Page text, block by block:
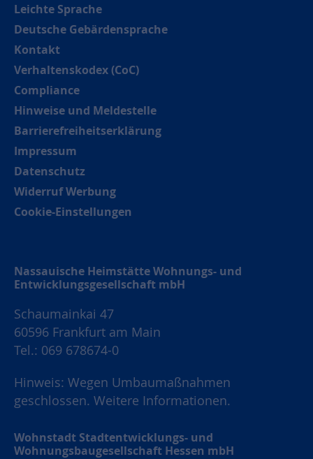
Leichte Sprache
Deutsche Gebärdensprache
Kontakt
Verhaltenskodex (CoC)
Compliance
Hinweise und Meldestelle
Barrierefreiheitserklärung
Impressum
Datenschutz
Widerruf Werbung
Cookie-Einstellungen
Nassauische Heimstätte Wohnungs- und
Entwicklungsgesellschaft mbH
Schaumainkai 47
60596 Frankfurt am Main
Tel.: 069 678674-0
Hinweis: Wegen Umbaumaßnahmen
geschlossen. Weitere Informationen.
Wohnstadt Stadtentwicklungs- und
Wohnungsbaugesellschaft Hessen mbH